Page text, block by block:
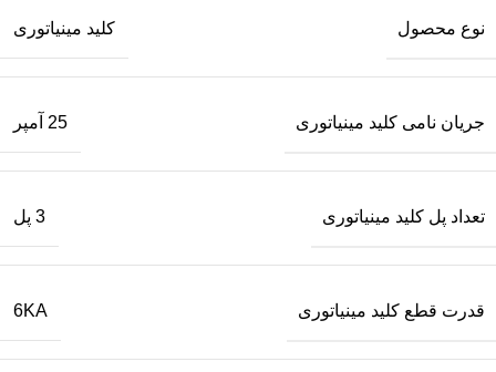
نوع محصول کلید مینیاتوری
جریان نامی کلید مینیاتوری 25 آمپر
تعداد پل کلید مینیاتوری 3 پل
قدرت قطع کلید مینیاتوری 6KA